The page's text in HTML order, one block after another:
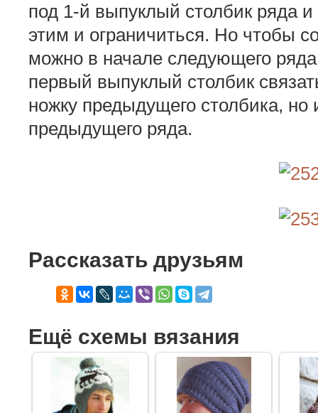
под 1-й выпуклый столбик ряда
этим и ограничиться. Но чтобы
можно в начале следующего
первый выпуклый столбик
ножку предыдущего столбика, но
предыдущего ряда.
Рассказать друзьям
Ещё схемы вязания